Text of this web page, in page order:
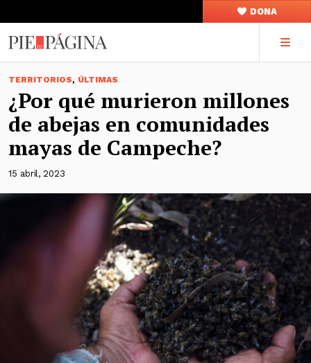
DONA
TERRITORIOS, ÚLTIMAS
¿Por qué murieron millones
de abejas en comunidades
mayas de Campeche?
15 abril, 2023